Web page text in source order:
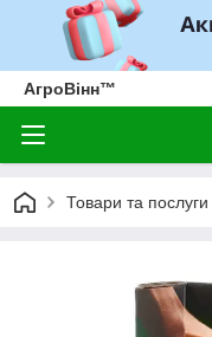
АгроВінн™
Товари та послуги